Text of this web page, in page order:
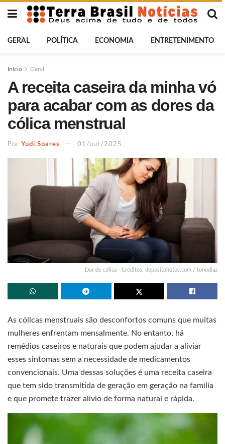
GERAL POLÍTICA ECONOMIA ENTRETENIMENTO
Início Geral
A receita caseira da minha vó
para acabar com as dores da
cólica menstrual
Por Yudi Soares 01/out/2025
Dor de cólica - Créditos: depositphotos.com / tonodiaz
As cólicas menstruais são desconfortos comuns que muitas
mulheres enfrentam mensalmente. No entanto, há
remédios caseiros e naturais que podem ajudar a aliviar
esses sintomas sem a necessidade de medicamentos
convencionais. Uma dessas soluções é uma receita caseira
que tem sido transmitida de geração em geração na família
e que promete trazer alívio de forma natural e rápida.